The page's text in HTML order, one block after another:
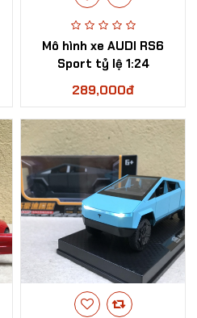
Mô hình xe AUDI RS6
Sport tỷ lệ 1:24
289,000đ